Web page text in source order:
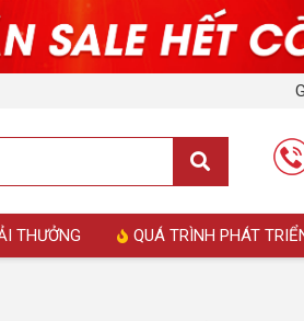
THƯỞNG QUÁ TRÌNH PHÁT